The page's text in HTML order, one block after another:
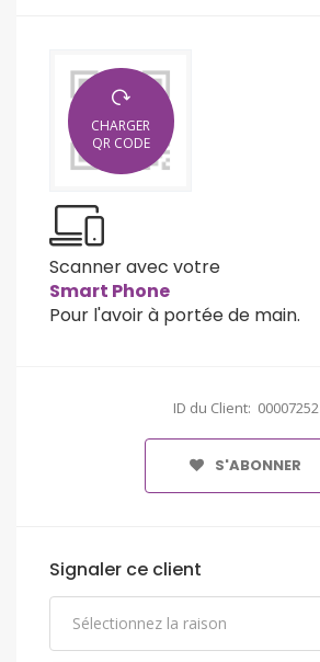
CHARGER
QR CODE
Scanner avec votre
Smart Phone
Pour l'avoir à portée de main.
ID du Client: 00007252
S'ABONNER
Signaler ce client